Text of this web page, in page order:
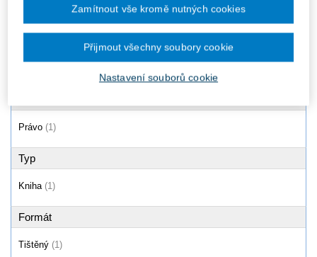
Produkty1 - 1 / 1
Právo (1)
Typ
Kniha (1)
Formát
Tištěný (1)
Nastavení souborů cookie
Zamítnout vše kromě nutných cookies
Přijmout všechny soubory cookie